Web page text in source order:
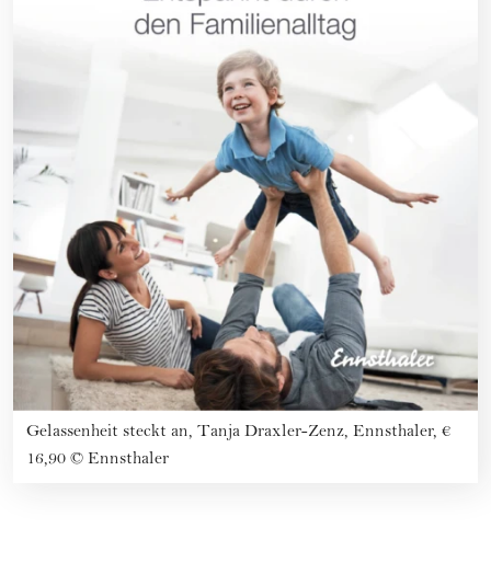
Gelassenheit steckt an, Tanja Draxler-Zenz, Ennsthaler, €
16,90 © Ennsthaler